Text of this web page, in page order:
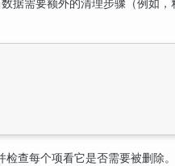
查每个项看它是否需要被删除